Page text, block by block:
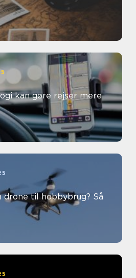
kan gøre rejser mere
drone til hobbybrug? Så